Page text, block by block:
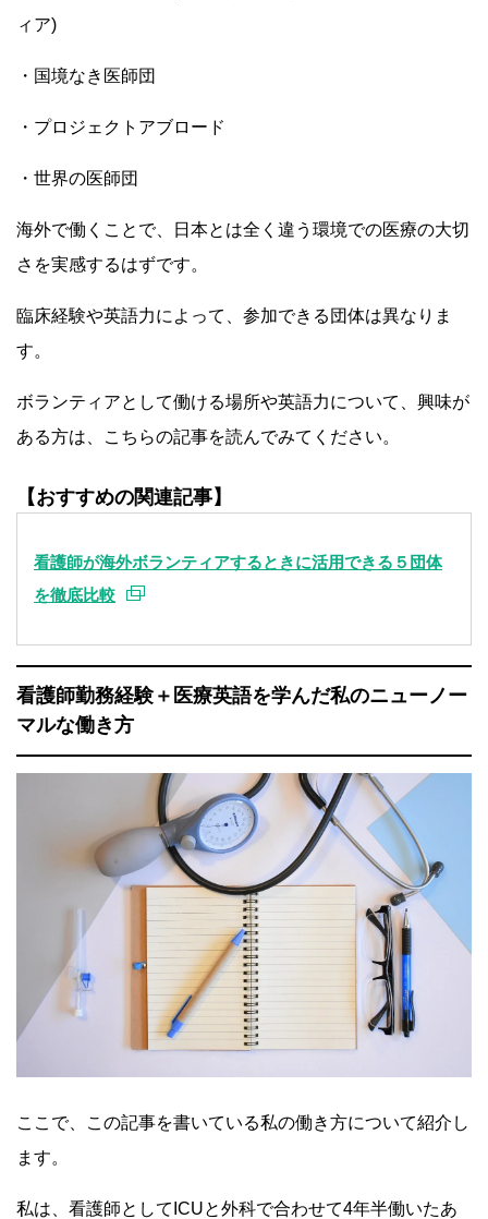
ィア)
・国境なき医師団
・プロジェクトアブロード
・世界の医師団
海外で働くことで、日本とは全く違う環境での医療の大切
さを実感するはずです。
臨床経験や英語力によって、参加できる団体は異なりま
す。
ボランティアとして働ける場所や英語力について、興味が
ある方は、こちらの記事を読んでみてください。
【おすすめの関連記事】
看護師が海外ボランティアするときに活用できる５団体
を徹底比較
看護師勤務経験＋医療英語を学んだ私のニューノー
マルな働き方
ここで、この記事を書いている私の働き方について紹介し
ます。
私は、看護師としてICUと外科で合わせて4年半働いたあ